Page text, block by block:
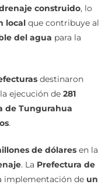
construido, lo
local que contribuye al
del agua para la
destinaron
ejecución de 281
de Tungurahua
.
de dólares en la
. La Prefectura de
implementación de un